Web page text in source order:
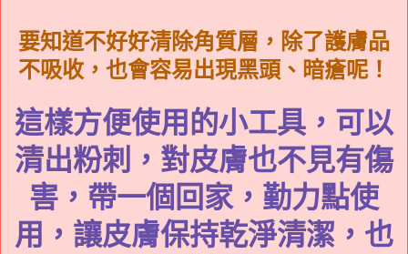
要知道不好好清除角質層，除了護膚品
不吸收，也會容易出現黑頭、暗瘡呢！
這樣方便使用的小工具，可以
清出粉刺，對皮膚也不見有傷
害，帶一個回家，勤力點使
用，讓皮膚保持乾淨清潔，也